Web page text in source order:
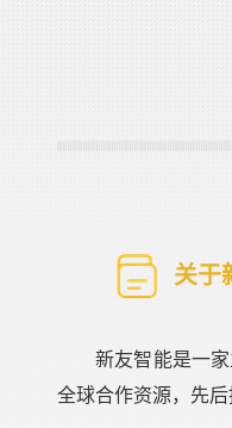
关于
新友智能是一
全球合作资源，先